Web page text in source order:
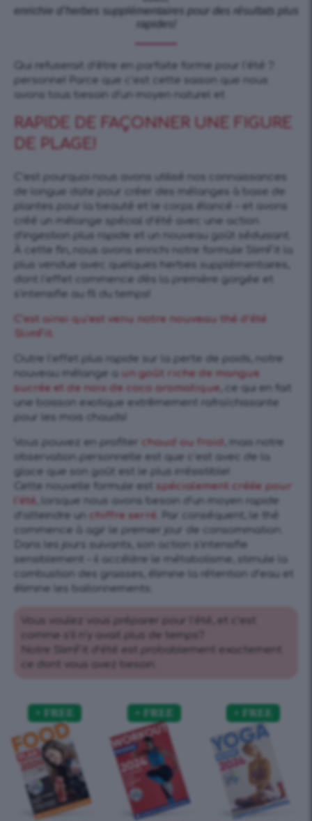
enrichie d’herbes supplémentaires pour des résultats plus
rapides!
Qui refuserait d’être en parfaite forme pour l’été ?
personne! Parce que c’est cette saison que nous
avons tous besoin d’un moyen naturel et
RAPIDE DE FAÇONNER UNE FIGURE
DE PLAGE!
C’est pourquoi nous avons utilisé nos connaissances
de longue date pour créer des mélanges à base de
plantes pour la beauté et le corps élancé – et avons
créé un mélange spécial d’été avec une action
d’ingestion plus rapide et un nouveau goût séduisant.
À cette fin, nous avons enrichi notre formule SlimFit la
plus vendue avec quelques herbes supplémentaires,
dont l’effet commence dès la première gorgée et
s’intensifie au fil du temps!
C’est ainsi qu’est venu notre nouveau thé d’été
SlimFit.
Outre l’effet plus rapide sur la perte de poids, notre
nouveau mélange a
un goût riche de mangue
sucrée et de noix de coco aromatique
, ce qui en fait
une boisson exotique extrêmement rafraîchissante
pour les mois chauds!
Vous pouvez en profiter chaud ou froid
, mais notre
observation personnelle est que c’est avec de la
glace que son goût est le plus irrésistible!
Cette nouvelle formule est
spécialement créée pour
l’été
, lorsque nous avons besoin d’un moyen rapide
d’atteindre un
chiffre serré
. Par conséquent, le thé
commence à agir le premier jour de consommation.
Dans les jours suivants, son action s’intensifie
sensiblement – il accélère le métabolisme, stimule la
combustion des graisses, élimine la rétention d’eau et
élimine les ballonnements.
Vous voulez vous préparer pour l’été, et c’est
comme s’il n’y avait plus de temps?
Notre SlimFit d’été est probablement exactement
ce dont vous avez besoin.